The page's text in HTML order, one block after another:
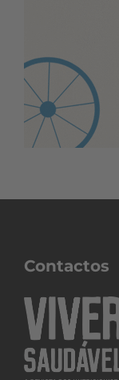
Contactos